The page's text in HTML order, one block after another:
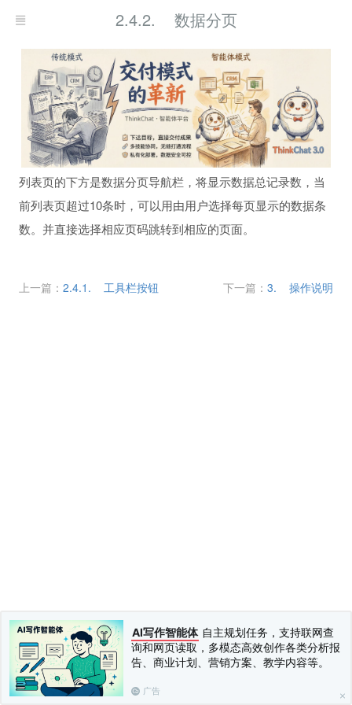
AI写作智能体 自主规划任务，支持联网查
询和网页读取，多模态高效创作各类分析报
告、商业计划、营销方案、教学内容等。
广告
2.4.2. 数据分页
列表页的下方是数据分页导航栏，将显示数据总记录数，当
前列表页超过10条时，可以用由用户选择每页显示的数据条
数。并直接选择相应页码跳转到相应的页面。
上一篇： 2.4.1. 工具栏按钮 下一篇： 3. 操作说明